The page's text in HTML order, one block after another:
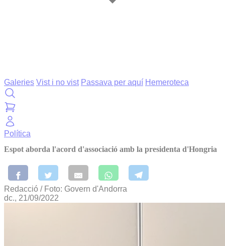
Galeries Vist i no vist Passava per aquí Hemeroteca
Política
Espot aborda l'acord d'associació amb la presidenta d'Hongria
Redacció / Foto: Govern d'Andorra
dc., 21/09/2022